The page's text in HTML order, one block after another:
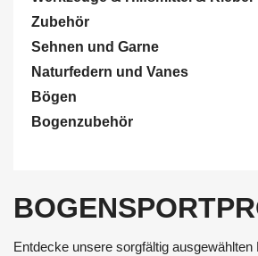
Zubehör
Sehnen und Garne
Naturfedern und Vanes
Bögen
Bogenzubehör
Entdecke unsere sorgfältig ausgewählten